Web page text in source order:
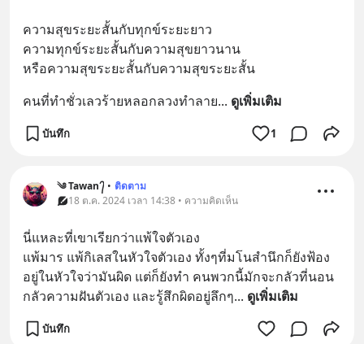
ความสุขระยะสั้นกับทุกข์ระยะยาว
ความทุกข์ระยะสั้นกับความสุขยาวนาน
หรือความสุขระยะสั้นกับความสุขระยะสั้น
คนที่ทำชั่วเลวร้ายหลอกลวงทำลาย... ดูเพิ่มเติม
บันทึก 1
༄ Tawan ᭄ • ติดตาม
18 ต.ค. 2024 เวลา 14:38 • ความคิดเห็น
นี่แหละที่เขาเรียกว่าแพ้ใจตัวเอง
แพ้มาร แพ้กิเลสในหัวใจตัวเอง ทั้งๆที่มโนสำนึกก็ยังฟ้อง
อยู่ในหัวใจว่ามันผิด แต่ก็ยังทำ คนพวกนี้มักจะกลัวที่นอน
กลัวความฝันตัวเอง และรู้สึกผิดอยู่ลึกๆ... ดูเพิ่มเติม
บันทึก